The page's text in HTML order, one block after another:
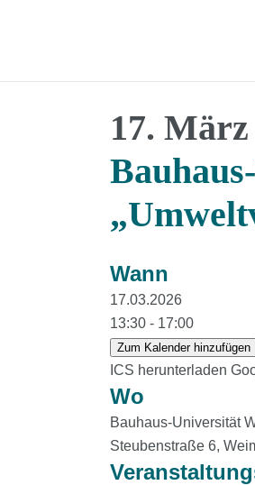
17. März
Wann
17.03.2026
13:30 - 17:00
Zum Kalender hinzufügen
ICS herunterladen
Wo
Bauhaus-Universität
Steubenstraße 6,